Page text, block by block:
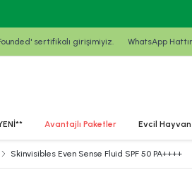
Şişli, Beşiktaş, Beyoğlu, Kağıthane
sertifikalı girişimiyiz. WhatsApp
Avantajlı Paketler Evcil Hayvan
Skinvisibles Even Sense Fluid SPF 50 PA++++